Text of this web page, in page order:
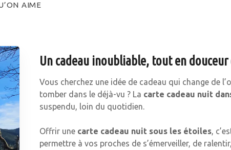
AIME
Un cadeau inoubliable, tout en
Vous cherchez une idée de cadeau qui change de
tomber dans le déjà-vu ? La carte cadeau nuit
suspendu, loin du quotidien.
Offrir une carte cadeau nuit sous les étoiles,
permettre à vos proches de s’émerveiller, de